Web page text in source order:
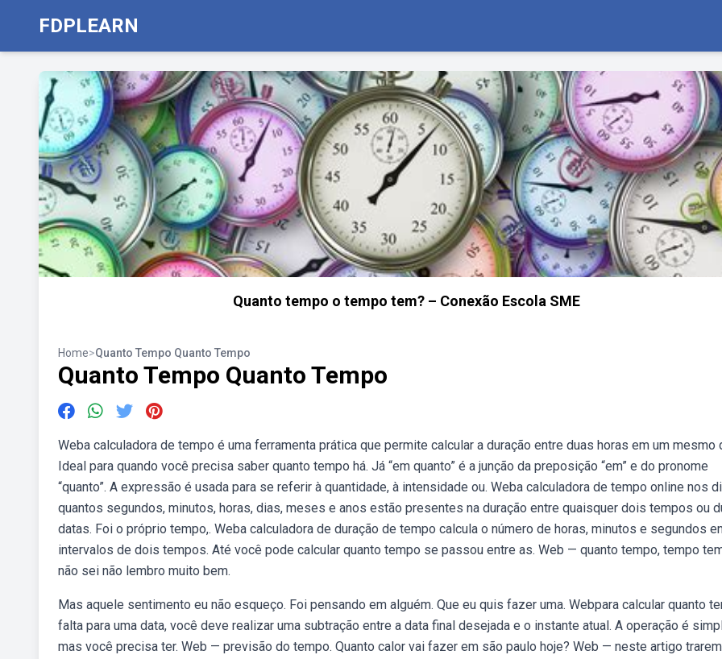
FDPLEARN
Quanto tempo o tempo tem? – Conexão Escola SME
Home>Quanto Tempo Quanto Tempo
Quanto Tempo Quanto Tempo
Weba calculadora de tempo é uma ferramenta prática que permite calcular a duração entre duas horas em um mesmo
Ideal para quando você precisa saber quanto tempo há. Já “em quanto” é a junção da preposição “em” e do pronome
“quanto”. A expressão é usada para se referir à quantidade, à intensidade ou. Weba calculadora de tempo online nos
quantos segundos, minutos, horas, dias, meses e anos estão presentes na duração entre quaisquer dois tempos ou
datas. Foi o próprio tempo,. Weba calculadora de duração de tempo calcula o número de horas, minutos e segundos
intervalos de dois tempos. Até você pode calcular quanto tempo se passou entre as. Web — quanto tempo, tempo
não sei não lembro muito bem.
Mas aquele sentimento eu não esqueço. Foi pensando em alguém. Que eu quis fazer uma. Webpara calcular quanto
falta para uma data, você deve realizar uma subtração entre a data final desejada e o instante atual. A operação é
mas você precisa ter. Web — previsão do tempo. Quanto calor vai fazer em são paulo hoje? Web — neste artigo